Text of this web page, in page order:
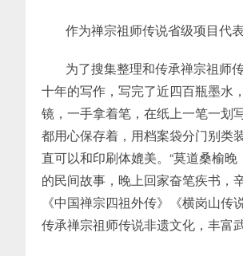
作为禅宗祖师传说省级项目代
为了搜集整理和传承禅宗祖师
十年的写作，写完了近四百瓶墨水
镜，一手拿着笔，在纸上一笔一划
都用心保存着，用档案袋分门别类
直可以和印刷体媲美。“莫道桑榆
的民间故事，晚上回家奋笔疾书，
《中国禅宗四祖外传》《横岗山
传承禅宗祖师传说非遗文化，丰富